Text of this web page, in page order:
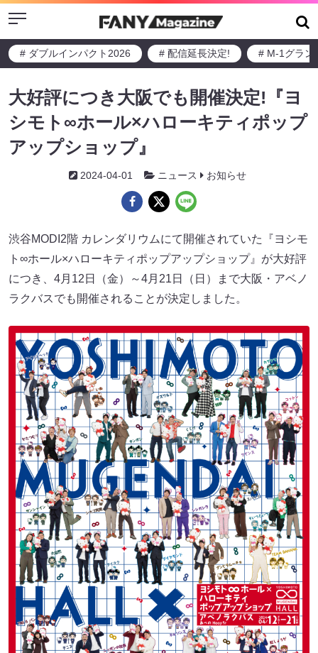
Menu
# ダブルインパクト2026 # 配信延長決定! # M-1グラン
大好評につき大阪でも開催決定!『ヨ
シモト∞ホール×ハローキティポップ
アップショップ』
2024-04-01 ニュース お知らせ
渋谷MODI2階 カレンダリウムにて開催されていた『ヨシモ
ト∞ホール×ハローキティポップアップショップ』が大好評
につき、4月12日（金）～4月21日（日）まで大阪・アベノ
ラクバスでも開催されることが決定しました。